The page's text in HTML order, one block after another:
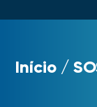
Início /